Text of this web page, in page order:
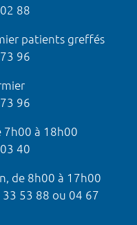
88
patients greffés
96
96
7h00 à 18h00
40
de 8h00 à 17h00
53 88 ou 04 67